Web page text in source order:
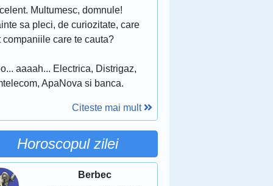
Multumesc, domnule!
sa pleci, de curiozitate, care
companiile care te cauta?
aaaah... Electrica, Distrigaz,
ApaNova si banca.
Citeste mai mult
Horoscopul zilei
Berbec